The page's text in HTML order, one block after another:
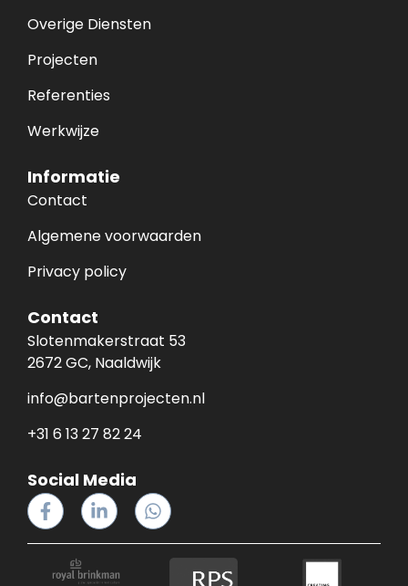
Overige Diensten
Projecten
Referenties
Werkwijze
Informatie
Contact
Algemene voorwaarden
Privacy policy
Contact
Slotenmakerstraat 53
2672 GC, Naaldwijk
info@bartenprojecten.nl
+31 6 13 27 82 24
Social Media